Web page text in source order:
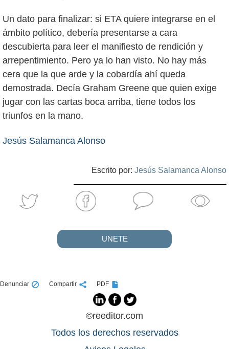
Un dato para finalizar: si ETA quiere integrarse en el
ámbito político, debería presentarse a cara
descubierta para leer el manifiesto de rendición y
arrepentimiento. Pero ya lo han visto. No hay más
cera que la que arde y la cobardía ahí queda
demostrada. Decía Graham Greene que quien exige
jugar con las cartas boca arriba, tiene todos los
triunfos en la mano.
Jesús Salamanca Alonso
Escrito por: Jesús Salamanca Alonso
UNETE
Denunciar Compartir PDF
©reeditor.com
Todos los derechos reservados